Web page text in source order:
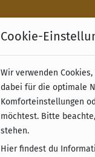
Kostenloser
Cookie-
Wir verwenden
dabei für die optimale
Komforteinstellungen
möchtest. Bitte
stehen.
Hier findest du